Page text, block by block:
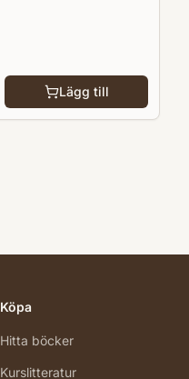
Lägg till
Köpa
Hitta böcker
Kurslitteratur